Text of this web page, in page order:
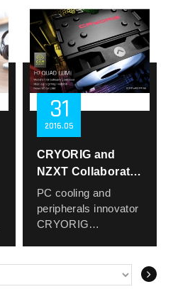
magnetic top cover
and a removable top
cover to easily
change the direction
of the logo.
can be transmitted
through a wide
cooling area, which
cools down the
system in a flash and
reaches thermal
equilibrium.
CRYORIG is
releasing the Taku
PC monitor stand ITX
case. The Taku has
been in development
for over 2 Years in
house, with over 1
year of co-
development with
manufacturing
partner Lian Li. The
releasing after a brief
appearance on
Kickstart during the
Summer. Although
Kickstarter project
31
05
2016
CRYORIG and
NZXT Collaborate
for World's First
Software
Controlled RGB
PC cooling and
peripherals innovator
CRYORIG
with NZXT to deliver
the world’s first